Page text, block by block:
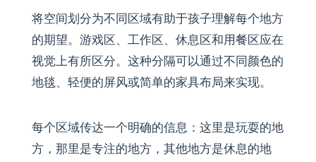
将空间划分为不同区域有助于孩子理解每个地方
的期望。游戏区、工作区、休息区和用餐区应在
视觉上有所区分。这种分隔可以通过不同颜色的
地毯、轻便的屏风或简单的家具布局来实现。
每个区域传达一个明确的信息：这里是玩耍的地
方，那里是专注的地方，其他地方是休息的地